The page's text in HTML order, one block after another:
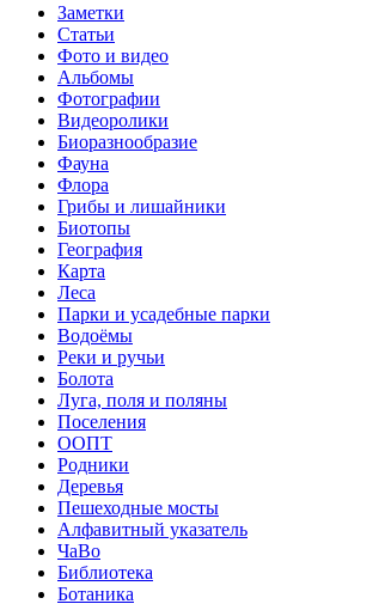
Заметки
Статьи
Фото и видео
Альбомы
Фотографии
Видеоролики
Биоразнообразие
Фауна
Флора
Грибы и лишайники
Биотопы
География
Карта
Леса
Парки и усадебные парки
Водоёмы
Реки и ручьи
Болота
Луга, поля и поляны
Поселения
ООПТ
Родники
Деревья
Пешеходные мосты
Алфавитный указатель
ЧаВо
Библиотека
Ботаника